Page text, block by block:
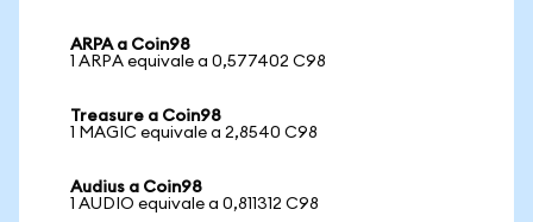
ARPA a Coin98
1 ARPA equivale a 0,577402 C98
Treasure a Coin98
1 MAGIC equivale a 2,8540 C98
Audius a Coin98
1 AUDIO equivale a 0,811312 C98